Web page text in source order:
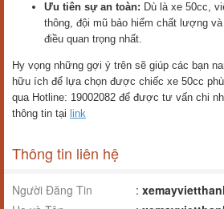
Ưu tiên sự an toàn: Dù là xe 50cc,
thông, đội mũ bảo hiểm chất lượng
điều quan trọng nhất.
Hy vọng những gợi ý trên sẽ giúp các bạn
hữu ích để lựa chọn được chiếc xe 50cc
qua Hotline: 19002082 để được tư vấn chi
thông tin tại link
Thông tin liên hệ
Người Đăng Tin :